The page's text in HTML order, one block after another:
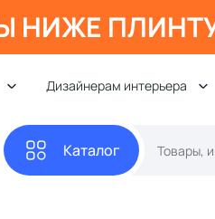
НИЖЕ
Дизайнерам интерьера
Каталог